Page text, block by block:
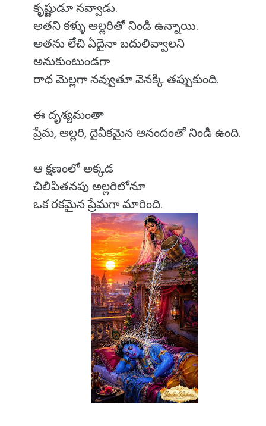
కృష్ణుడూ నవ్వాడు.
అతని కళ్ళు అల్లరితో నిండి ఉన్నాయి.
అతను లేచి ఏదైనా బదులివ్వాలని
అనుకుంటుండగా
రాధ మెల్లగా నవ్వుతూ వెనక్కి తప్పుకుంది.
ఈ దృశ్యమంతా
ప్రేమ, అల్లరి, దైవీకమైన ఆనందంతో నిండి ఉంది.
ఆ క్షణంలో అక్కడ
చిలిపితనపు అల్లరిలోనూ
ఒక రకమైన ప్రేమగా మారింది.